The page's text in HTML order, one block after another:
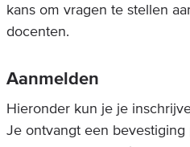
kans om vragen te stellen
docenten.
Aanmelden
Hieronder kun je je
Je ontvangt een